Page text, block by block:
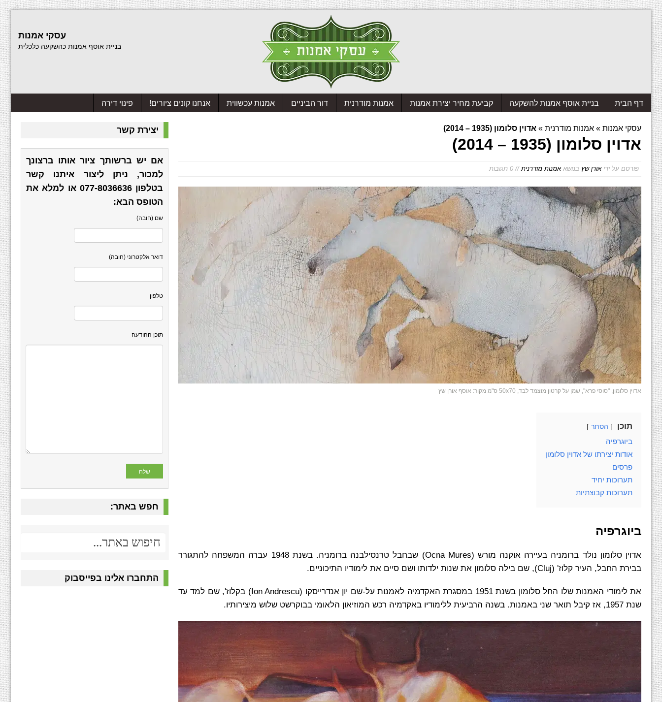
עסקי אמנות
בניית אוסף אמנות כהשקעה כלכלית
דף הבית בניית אוסף אמנות להשקעה קביעת מחיר יצירת אמנות אמנות מודרנית דור הביניים אמנות עכשווית אנחנו קונים ציורים! פינוי דירה
עסקי אמנות » אמנות מודרנית » אדוין סלומון (1935 – 2014)
אדוין סלומון (1935 – 2014)
פורסם על ידיאורן שץ בנושאאמנות מודרנית// 0 תגובות
אדוין סלומון, "סוסי פרא", שמן על קרטון מוצמד לבד, 50x70 ס"מ מקור: אוסף אורן שץ
תוכן הסתר
ביוגרפיה
אודות יצירתו של אדוין סלומון
פרסים
תערוכות יחיד
תערוכות קבוצתיות
ביוגרפיה
אדוין סלומון נולד ברומניה בעיירה אוקנה מורש (Ocna Mures) שבחבל טרנסילבנה ברומניה. בשנת 1948 עברה המשפחה להתגורר
בבירת החבל, העיר קלוז' (Cluj), שם בילה סלומון את שנות ילדותו ושם סיים את לימודיו התיכוניים.
את לימודי האמנות שלו החל סלומון בשנת 1951 במסגרת האקדמיה לאמנות על-שם יון אנדרייסקו (Ion Andrescu) בקלוז', שם למד עד
שנת 1957, אז קיבל תואר שני באמנות. בשנה הרביעית ללימודיו באקדמיה רכש המוזיאון הלאומי בבוקרשט שלוש ​מיצירותיו.
יצירת קשר
אם יש ברשותך ציור אותו ברצונך
למכור, ניתן ליצור איתנו קשר
בטלפון077-8036636 או למלא את
הטופס הבא:
שם (חובה)
דואר אלקטרוני (חובה)
טלפון
תוכן ההודעה
חפש באתר:
התחברו אלינו בפייסבוק